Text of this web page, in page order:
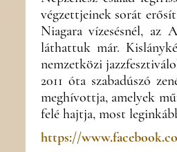
végzettjeinek sorát
Niagara vízesésnél, az
láthattuk már.
nemzetközi
2011 óta szabadúszó
meghívottja, amelyek
felé hajtja, most
https://